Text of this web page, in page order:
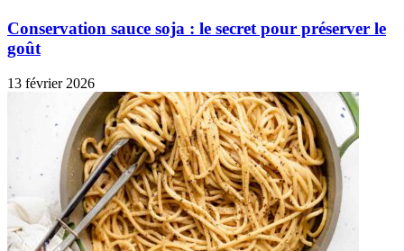
Conservation sauce soja : le secret pour préserver le
goût
13 février 2026